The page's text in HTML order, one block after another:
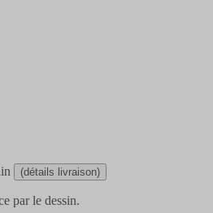
(détails livraison)
par le dessin.